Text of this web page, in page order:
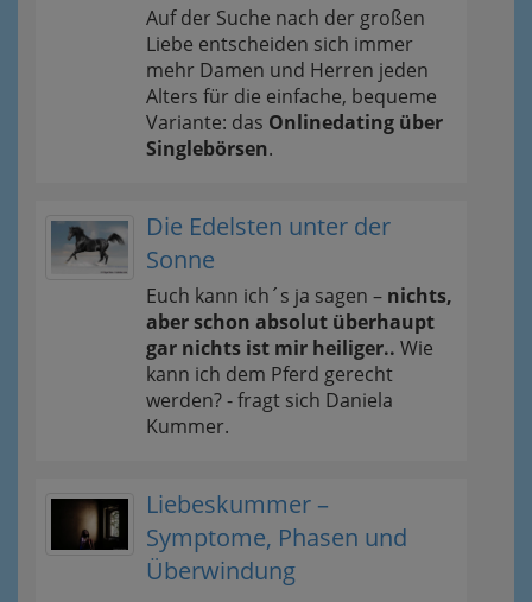
Auf der Suche nach der großen
Liebe entscheiden sich immer
mehr Damen und Herren jeden
Alters für die einfache, bequeme
Variante: das Onlinedating über
Singlebörsen.
Die Edelsten unter der
Sonne
Euch kann ich´s ja sagen – nichts,
aber schon absolut überhaupt
gar nichts ist mir heiliger.. Wie
kann ich dem Pferd gerecht
werden? - fragt sich Daniela
Kummer.
Liebeskummer –
Symptome, Phasen und
Überwindung